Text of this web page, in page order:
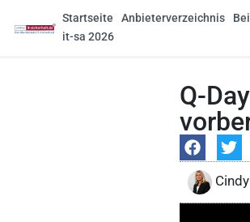
Startseite Anbieterverzeichnis
it-sa 2026
Q-